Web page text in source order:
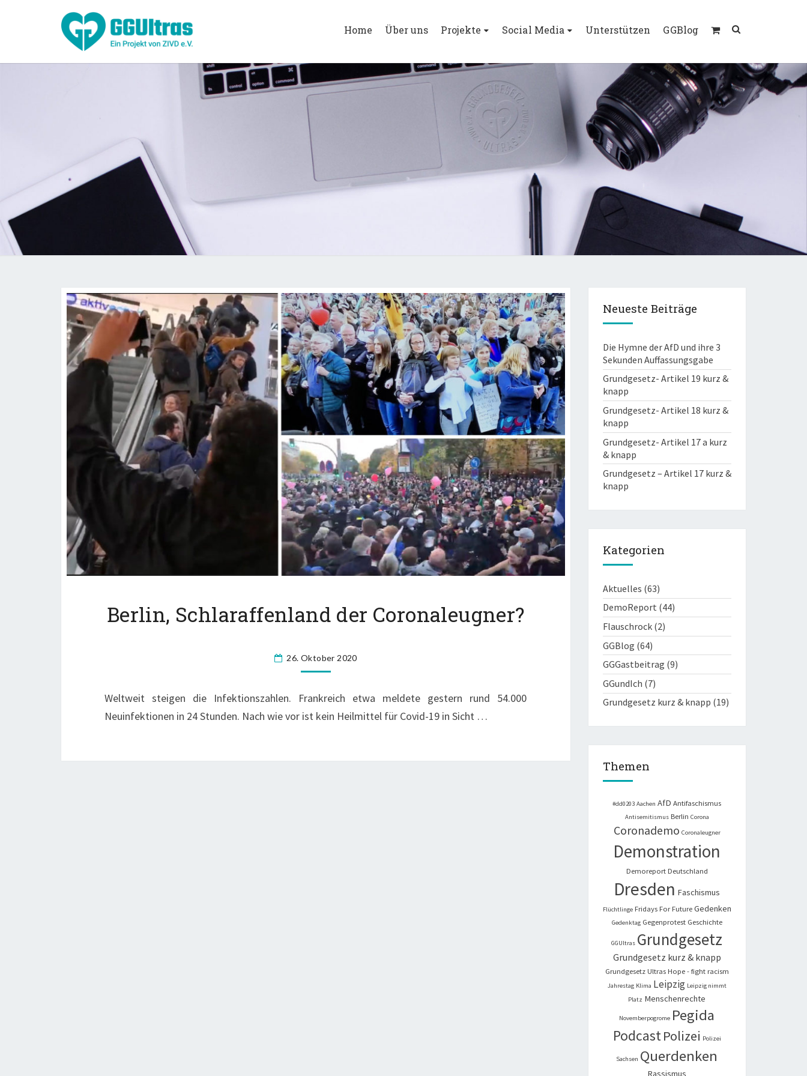
Home Über uns Projekte Social Media Unterstützen GGBlog
Search
GGULTRAS
Die Würde
Des
E
I
,
S
C
Berlin, Schlaraffenland der Coronaleugner?
26. Oktober 2020
Weltweit steigen die Infektionszahlen. Frankreich etwa meldete gestern rund 54.000
Neuinfektionen in 24 Stunden. Nach wie vor ist kein Heilmittel für Covid-19 in Sicht …
Neueste Beiträge
Die Hymne der AfD und ihre 3
Sekunden Auffassungsgabe
Grundgesetz- Artikel 19 kurz &
knapp
Grundgesetz- Artikel 18 kurz &
knapp
Grundgesetz- Artikel 17 a kurz
& knapp
Grundgesetz – Artikel 17 kurz &
knapp
Kategorien
Aktuelles (63)
DemoReport (44)
Flauschrock(2)
GGBlog (64)
GGGastbeitrag (9)
GGundIch (7)
Grundgesetz kurz & knapp (19)
Themen
#dd0203 Aachen AfD Antifaschismus
Antisemitismus Berlin Corona
Coronademo Coronaleugner
Demonstration
Demoreport Deutschland
Dresden Faschismus
Flüchtlinge Fridays For Future Gedenken
Gedenktag Gegenprotest Geschichte
GGUltras Grundgesetz
Grundgesetz kurz & knapp
Grundgesetz Ultras Hope - fight racism
Jahrestag Klima Leipzig Leipzig nimmt
Platz Menschenrechte
Novemberpogrome Pegida
PodcastPolizei Polizei
Sachsen Querdenken
Rassismus